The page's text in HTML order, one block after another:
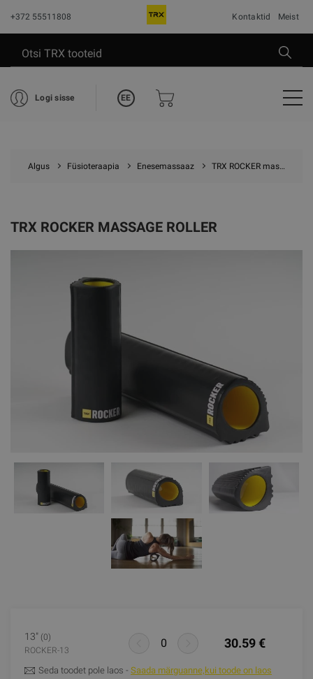
+372 55511808 Kontaktid Meist
Logi sisse EE
Algus Füsioteraapia Enesemassaaz TRX ROCKER massage roller
TRX ROCKER MASSAGE ROLLER
13" (0)
ROCKER-13
30.59 €
Seda toodet pole laos - Saada märguanne,kui toode on laos